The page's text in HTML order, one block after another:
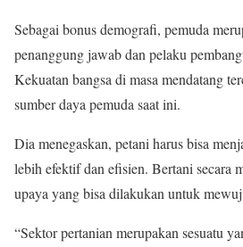
Sebagai bonus demografi, pemuda
penanggung jawab dan pelaku
Kekuatan bangsa di masa mendatang
sumber daya pemuda saat ini.
Dia menegaskan, petani harus bisa
lebih efektif dan efisien. Bertani secara
upaya yang bisa dilakukan untuk
“Sektor pertanian merupakan sesuatu